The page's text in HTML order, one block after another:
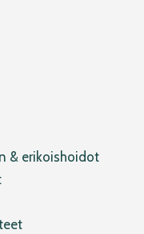
& erikoishoidot